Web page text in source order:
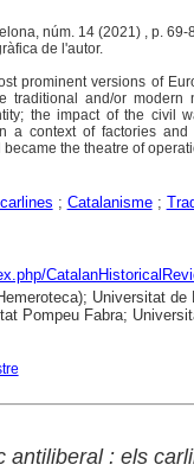
núm. 14 (2021) , p. 69-
de l'autor.
prominent versions of
traditional and/or modern
the impact of the civil
a context of factories
the theatre of
; Catalanisme;
Universitat
Pompeu Fabra;
antiliberal : els